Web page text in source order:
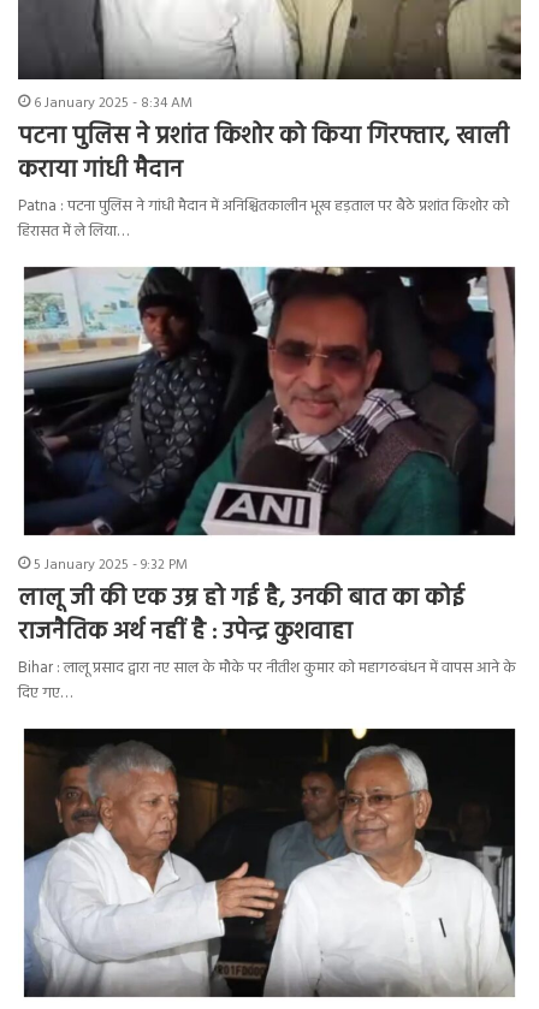
6 January 2025 - 8:34 AM
पटना पुलिस ने प्रशांत किशोर को किया गिरफ्तार, खाली
कराया गांधी मैदान
Patna : पटना पुलिस ने गांधी मैदान में अनिश्चितकालीन भूख हड़ताल पर बैठे प्रशांत किशोर को
हिरासत में ले लिया…
5 January 2025 - 9:32 PM
लालू जी की एक उम्र हो गई है, उनकी बात का कोई
राजनैतिक अर्थ नहीं है : उपेन्द्र कुशवाहा
Bihar : लालू प्रसाद द्वारा नए साल के मौके पर नीतीश कुमार को महागठबंधन में वापस आने के
दिए गए…